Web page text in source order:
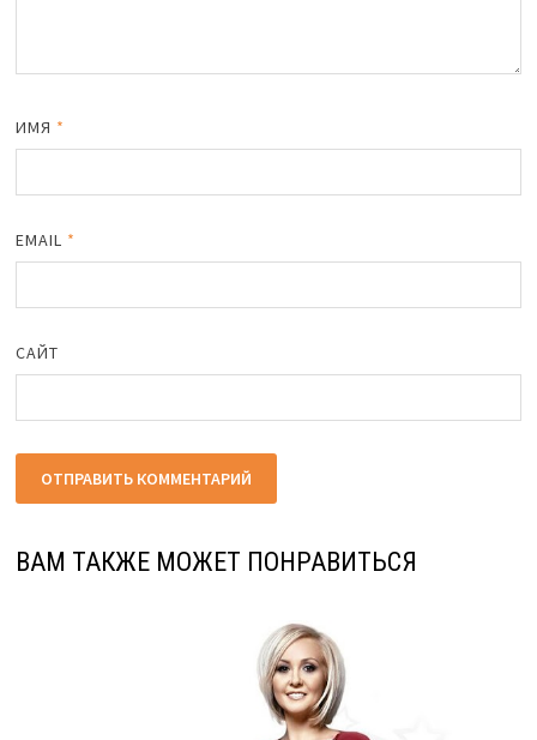
ИМЯ *
EMAIL *
САЙТ
ВАМ ТАКЖЕ МОЖЕТ ПОНРАВИТЬСЯ